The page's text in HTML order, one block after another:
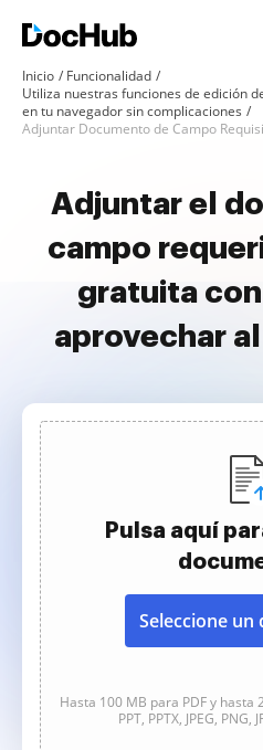
Inicio
Funcionalidad
Utiliza nuestras funciones de edición
en tu navegador sin complicaciones
Adjuntar Documento de Campo
Adjuntar el
campo
gratuita
aprovechar
Pulsa aquí
Seleccione
Hasta 100 MB para PDF y hasta
PPT, PPTX, JPEG, PNG,